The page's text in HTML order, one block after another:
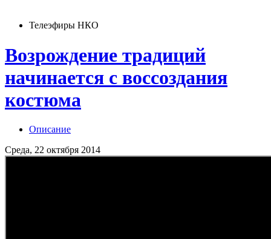
Телеэфиры НКО
Возрождение традиций
начинается с воссоздания
костюма
Описание
Среда, 22 октября 2014